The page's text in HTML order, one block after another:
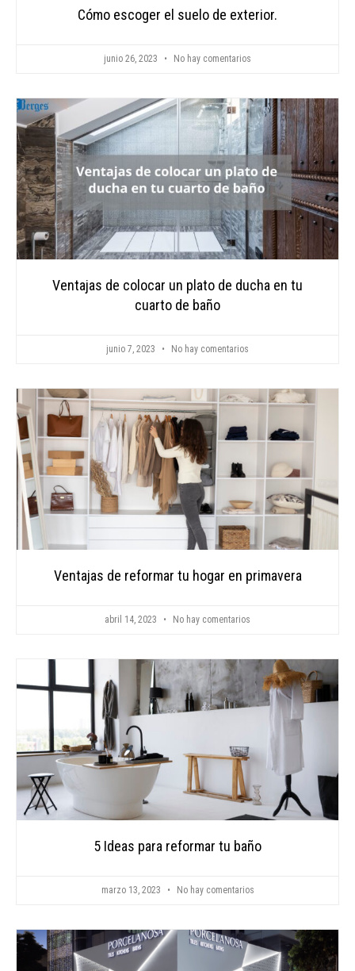
Cómo escoger el suelo de exterior.
junio 26, 2023 No hay comentarios
Ventajas de colocar un plato de ducha en tu
cuarto de baño
junio 7, 2023 No hay comentarios
Ventajas de reformar tu hogar en primavera
abril 14, 2023 No hay comentarios
5 Ideas para reformar tu baño
marzo 13, 2023 No hay comentarios